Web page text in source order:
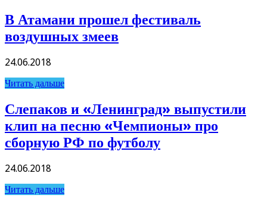
В Атамани прошел фестиваль
воздушных змеев
24.06.2018
Читать дальше
Слепаков и «Ленинград» выпустили
клип на песню «Чемпионы» про
сборную РФ по футболу
24.06.2018
Читать дальше